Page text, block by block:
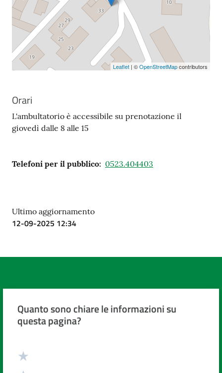
Leaflet | ©OpenStreetMapcontributors
Orari
L'ambultatorio è accessibile su prenotazione il
giovedì dalle 8 alle 15
Telefoni per il pubblico: 0523.404403
Ultimo aggiornamento
12-09-2025 12:34
Quanto sono chiare le informazioni su
questa pagina?